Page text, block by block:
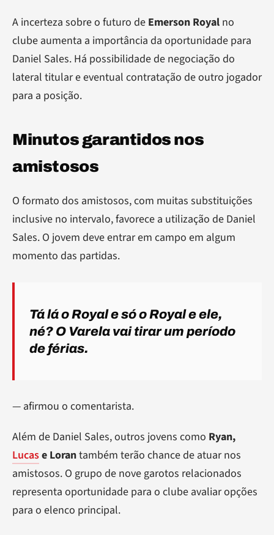
A incerteza sobre o futuro de Emerson Royal no
clube aumenta a importância da oportunidade para
Daniel Sales. Há possibilidade de negociação do
lateral titular e eventual contratação de outro jogador
para a posição.
Minutos garantidos nos
amistosos
O formato dos amistosos, com muitas substituições
inclusive no intervalo, favorece a utilização de Daniel
Sales. O jovem deve entrar em campo em algum
momento das partidas.
Tá lá o Royal e só o Royal e ele,
né? O Varela vai tirar um período
de férias.
— afirmou o comentarista.
Além de Daniel Sales, outros jovens como Ryan,
Lucase Lorantambém terão chance de atuar nos
amistosos. O grupo de nove garotos relacionados
representa oportunidade para o clube avaliar opções
para o elenco principal.